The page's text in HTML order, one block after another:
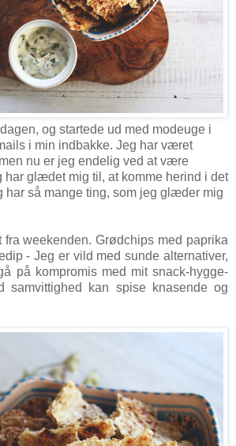
og startede ud med modeuge i
i min indbakke. Jeg har været
nu er jeg endelig ved at være
har glædet mig til, at komme herind i det
har så mange ting, som jeg glæder mig
fra weekenden. Grødchips med paprika
- Jeg er vild med sunde alternativer,
på kompromis med mit snack-hygge-
samvittighed kan spise knasende og